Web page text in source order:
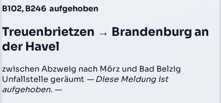
B102, B246 aufgehoben
Treuenbrietzen → Brandenburg an
der Havel
zwischen Abzweig nach Mörz und Bad Belzig
Unfallstelle geräumt — Diese Meldung ist
aufgehoben. —